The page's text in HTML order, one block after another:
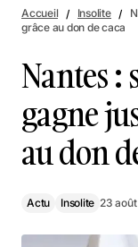
de caca
Accueil Insolite
grâce au don de caca
Nantes :
gagne
au don
Actu Insolite 23